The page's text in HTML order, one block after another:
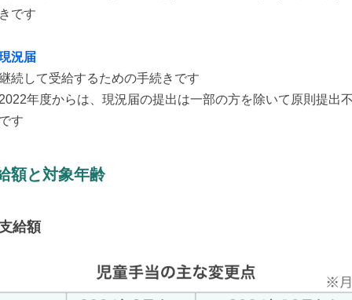
です
況届
続して受給するための手続きです
年度からは、現況届の提出は一部の方を除いて原則提出
す
額と対象年齢
給額